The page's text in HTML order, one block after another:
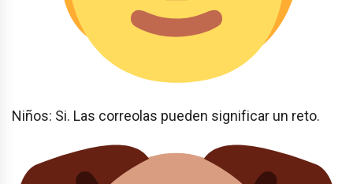
Niños: Si. Las correolas pueden significar un reto.